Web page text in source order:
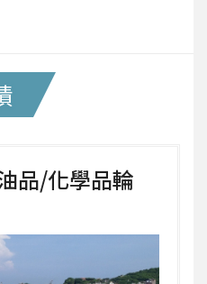
品/化學品輪